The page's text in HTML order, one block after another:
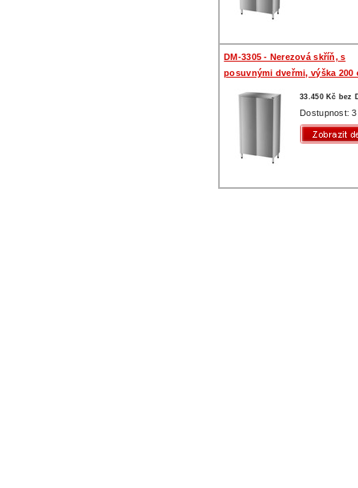
DM-3305 - Nerezová skříň, s
posuvnými dveřmi, výška 200
33.450 Kč bez
Dostupnost: